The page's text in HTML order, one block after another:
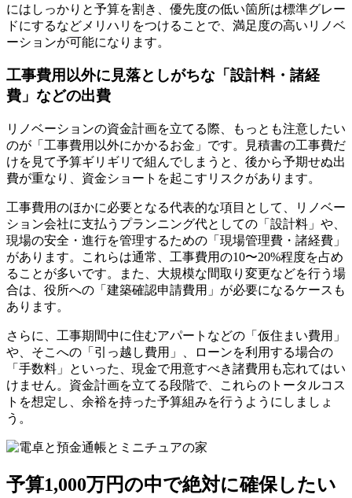
にはしっかりと予算を割き、優先度の低い箇所は標準グレー
ドにするなどメリハリをつけることで、満足度の高いリノベ
ーションが可能になります。
工事費用以外に見落としがちな「設計料・諸経
費」などの出費
リノベーションの資金計画を立てる際、もっとも注意したい
のが「工事費用以外にかかるお金」です。見積書の工事費だ
けを見て予算ギリギリで組んでしまうと、後から予期せぬ出
費が重なり、資金ショートを起こすリスクがあります。
工事費用のほかに必要となる代表的な項目として、リノベー
ション会社に支払うプランニング代としての「設計料」や、
現場の安全・進行を管理するための「現場管理費・諸経費」
があります。これらは通常、工事費用の10〜20%程度を占め
ることが多いです。また、大規模な間取り変更などを行う場
合は、役所への「建築確認申請費用」が必要になるケースも
あります。
さらに、工事期間中に住むアパートなどの「仮住まい費用」
や、そこへの「引っ越し費用」、ローンを利用する場合の
「手数料」といった、現金で用意すべき諸費用も忘れてはい
けません。資金計画を立てる段階で、これらのトータルコス
トを想定し、余裕を持った予算組みを行うようにしましょ
う。
予算1,000万円の中で絶対に確保したい